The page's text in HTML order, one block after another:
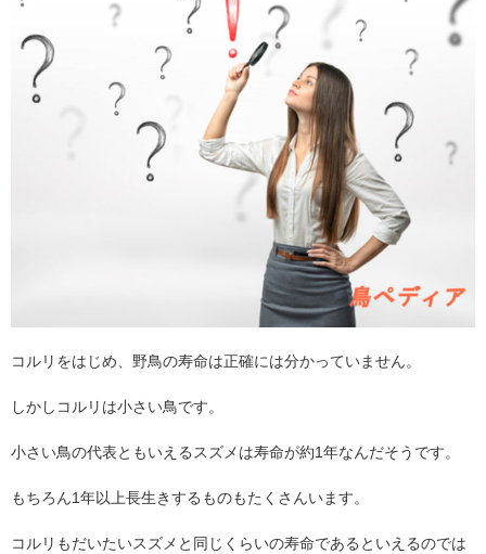
コルリをはじめ、野鳥の寿命は正確には分かっていません。
しかしコルリは小さい鳥です。
小さい鳥の代表ともいえるスズメは寿命が約1年なんだそうです。
もちろん1年以上長生きするものもたくさんいます。
コルリもだいたいスズメと同じくらいの寿命であるといえるのでは